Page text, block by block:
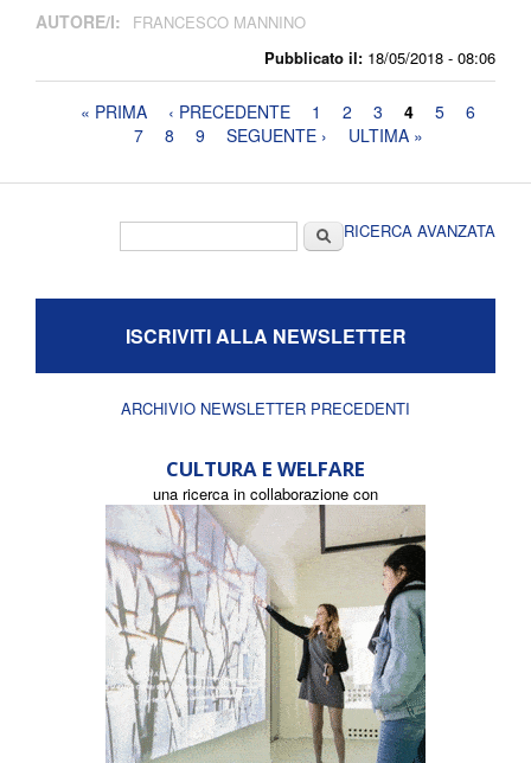
Pubblicato il: 18/05/2018 - 08:06
AUTORE/I: FRANCESCO MANNINO
Pagine« PRIMA ‹ PRECEDENTE 1 2 3 4 5
6
7
8 9 SEGUENTE › ULTIMA »
CercaRICERCA AVANZATA
ISCRIVITI ALLA NEWSLETTER
ARCHIVIO NEWSLETTER PRECEDENTI
CULTURA E WELFARE
una ricerca in collaborazione con